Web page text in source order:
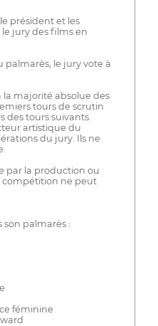
président et les
jury des films en
palmarès, le jury vote à
la majorité absolue des
tours de scrutin
des tours suivants.
artistique du
du jury. Ils ne
par la production ou
compétition ne peut
palmarès :
féminine